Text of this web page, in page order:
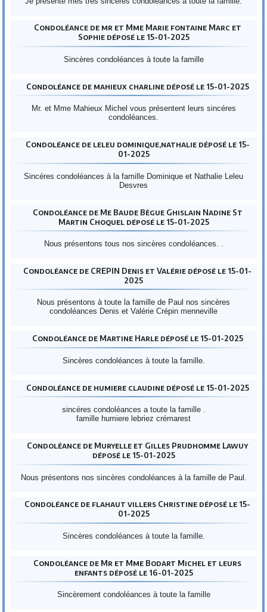
Condoléance de mr et Mme Marie fontaine Marc et
Sophie déposé le 15-01-2025
Sincères condoléances à toute la famille
Condoléance de mahieux charline déposé le 15-01-2025
Mr. et Mme Mahieux Michel vous présentent leurs sincéres
condoléances.
Condoléance de leleu dominique,nathalie déposé le 15-
01-2025
Sincéres condoléances à la famille Dominique et Nathalie Leleu
Desvres
Condoléance de Me Baude Bègue Ghislain Nadine St
Martin Choquel déposé le 15-01-2025
Nous présentons tous nos sincères condoléances. .
Condoléance de CREPIN Denis et Valérie déposé le 15-01-
2025
Nous présentons à toute la famille de Paul nos sincères
condoléances Denis et Valérie Crépin menneville
Condoléance de Martine Harle déposé le 15-01-2025
Sincères condoléances à toute la famille.
Condoléance de humiere claudine déposé le 15-01-2025
sincéres condoléances a toute la famille .
famille humiere lebriez crémarest
Condoléance de Muryelle et Gilles Prudhomme Lawuy
déposé le 15-01-2025
Nous présentons nos sincères condoléances à la famille de Paul.
Condoléance de flahaut villers Christine déposé le 15-
01-2025
Sincères condoléances à toute la famille.
Condoléance de Mr et Mme Bodart Michel et leurs
enfants déposé le 16-01-2025
Sincèrement condoléances à toute la famille